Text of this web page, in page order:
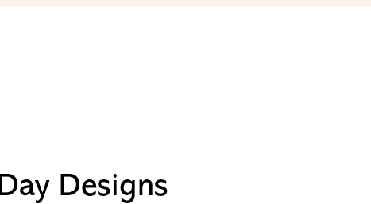
Designs